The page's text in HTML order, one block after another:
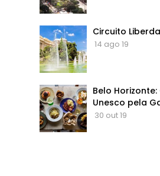
Circuito
14 ago 19
Belo
Unesco pela
30 out 19